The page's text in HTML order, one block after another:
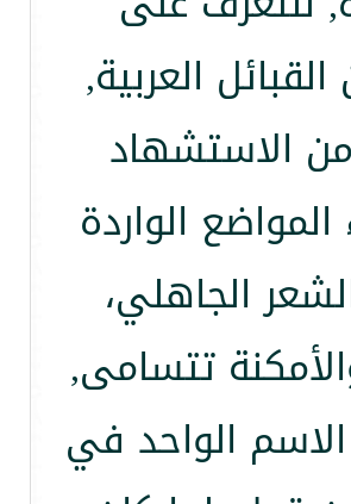
العربية,
من الاستشهاد
الواردة
الجاهلي،
تتسامى,
الواحد في